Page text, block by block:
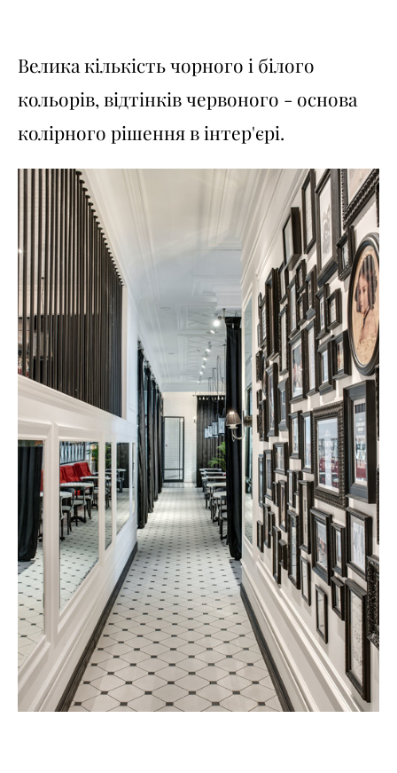
Велика кількість чорного і білого
кольорів, відтінків червоного - основа
колірного рішення в інтер'єрі.